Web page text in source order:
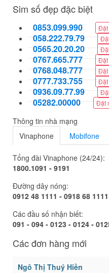
Sim số đẹp đặc biệt
0853.099.990 Đặt
058.222.79.79
0565.20.20.20
0767.665.777 Đặt
0768.048.777 Đặt
0777.733.755 Đặt
0936.09.77.99
05282.00000 Đặt
Thông tin nhà mạng
Vinaphone
Mobifone
Tổng đài Vinaphone (24/24):
1800.1091 - 9191
Đường dây nóng:
0912 48 1111 - 0918 68
Các đầu số nhận biết:
091 - 094 - 0123 - 0124 -
Các đơn hàng mới
Ngô Thị Thuý Hiền